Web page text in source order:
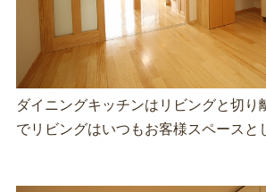
ダイニングキッチンはリビングと切り
でリビングはいつもお客様スペースと